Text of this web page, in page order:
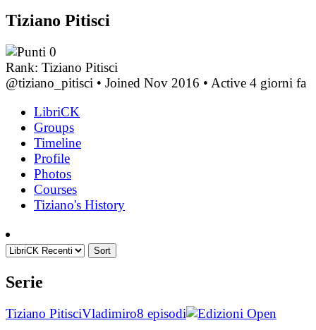
Tiziano Pitisci
0
Rank: Tiziano Pitisci
@tiziano_pitisci • Joined Nov 2016 • Active 4 giorni fa
LibriCK
Groups
Timeline
Profile
Photos
Courses
Tiziano's History
Sort
Serie
Tiziano PitisciVladimiro8 episodi